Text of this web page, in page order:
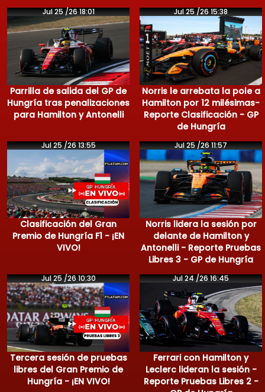
Jul 25 /26 18:01
Parrilla de salida del GP de
Hungría tras penalizaciones
para Hamilton y Antonelli
Jul 25 /26 15:38
Norris le arrebata la pole a
Hamilton por 12 milésimas-
Reporte Clasificación - GP
de Hungría
Jul 25 /26 13:55
Clasificación del Gran
Premio de Hungría F1 - ¡EN
VIVO!
Jul 25 /26 11:57
Norris lidera la sesión por
delante de Hamilton y
Antonelli - Reporte Pruebas
Libres 3 - GP de Hungría
Jul 25 /26 10:30
Tercera sesión de pruebas
libres del Gran Premio de
Hungría - ¡EN VIVO!
Jul 24 /26 16:45
Ferrari con Hamilton y
Leclerc lideran la sesión -
Reporte Pruebas Libres 2 -